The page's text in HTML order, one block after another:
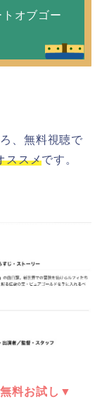
オブゴー
、無料視聴で
ススメです。
料お試し▼